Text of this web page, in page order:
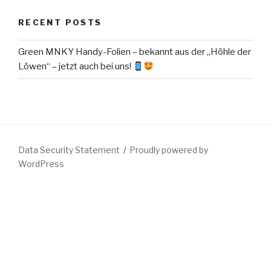
RECENT POSTS
Green MNKY Handy-Folien – bekannt aus der „Höhle der
Löwen“ – jetzt auch bei uns!
Data Security Statement
Proudly powered by
WordPress